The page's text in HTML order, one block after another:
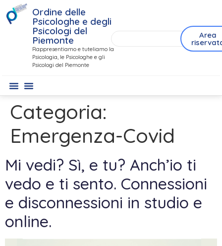
contenutoOrdine delle
Psicologhe e degli
Psicologi del
Piemonte
Rappresentiamo e tuteliamo la
Psicologia, le Psicologhe e gli
Psicologi del Piemonte
Area
Categoria:
Emergenza-Covid
Mi vedi? Sì, e tu? Anch’io ti
vedo e ti sento. Connessioni
e disconnessioni in studio e
online.